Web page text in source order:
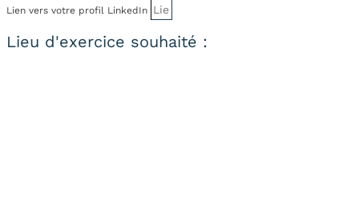
Lien vers votre profil LinkedIn
Lieu d'exercice souhaité :